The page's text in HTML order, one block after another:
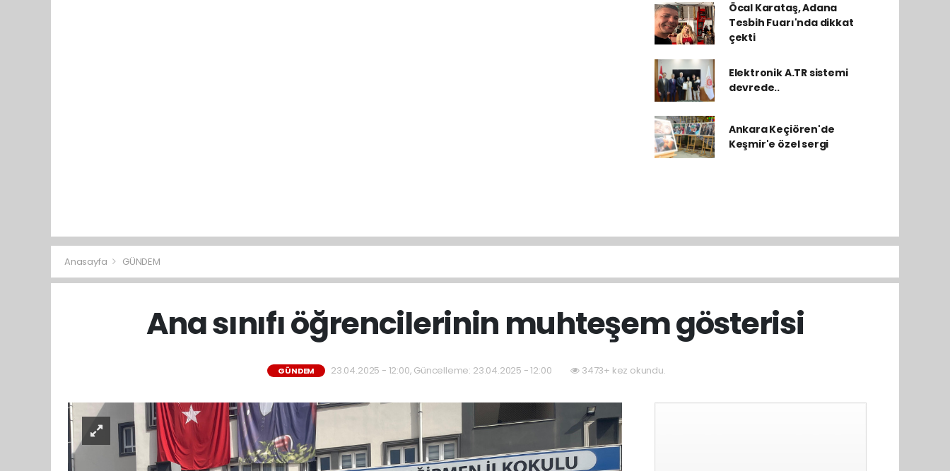
Öcal Karataş, Adana
Tesbih Fuarı'nda dikkat
çekti
Elektronik A.TR sistemi
devrede..
Ankara Keçiören'de
Keşmir'e özel sergi
Anasayfa GÜNDEM
Ana sınıfı öğrencilerinin muhteşem gösterisi
GÜNDEM 23.04.2025 - 12:00, Güncelleme: 23.04.2025 - 12:00 3473+ kez okundu.